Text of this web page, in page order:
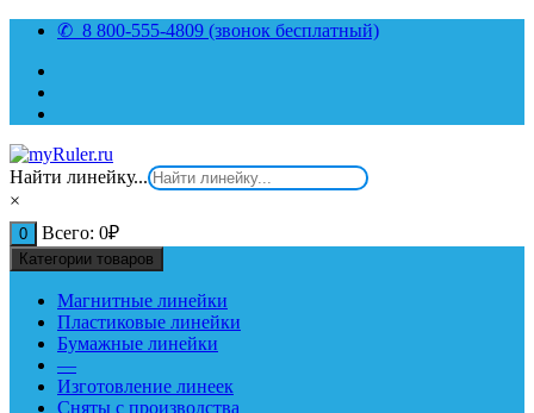
Перейти
содержимому
✆ 8 800-555-4809 (звонок бесплатный)
Найти линейку...
×
0 Всего: 0₽
Категории товаров
Магнитные линейки
Пластиковые линейки
Бумажные линейки
—
Изготовление линеек
Сняты с производства